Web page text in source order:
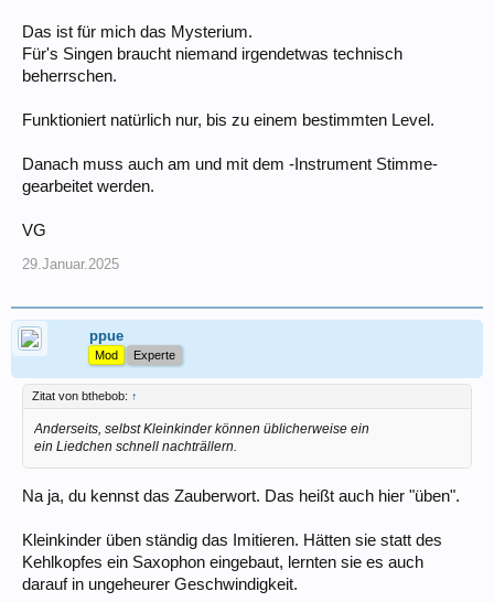
Das ist für mich das Mysterium.
Für's Singen braucht niemand irgendetwas technisch
beherrschen.
Funktioniert natürlich nur, bis zu einem bestimmten Level.
Danach muss auch am und mit dem -Instrument Stimme-
gearbeitet werden.
VG
29.Januar.2025
ppue
Mod Experte
Zitat von bthebob: ↑
Anderseits, selbst Kleinkinder können üblicherweise ein
ein Liedchen schnell nachträllern.
Na ja, du kennst das Zauberwort. Das heißt auch hier "üben".
Kleinkinder üben ständig das Imitieren. Hätten sie statt des
Kehlkopfes ein Saxophon eingebaut, lernten sie es auch
darauf in ungeheurer Geschwindigkeit.